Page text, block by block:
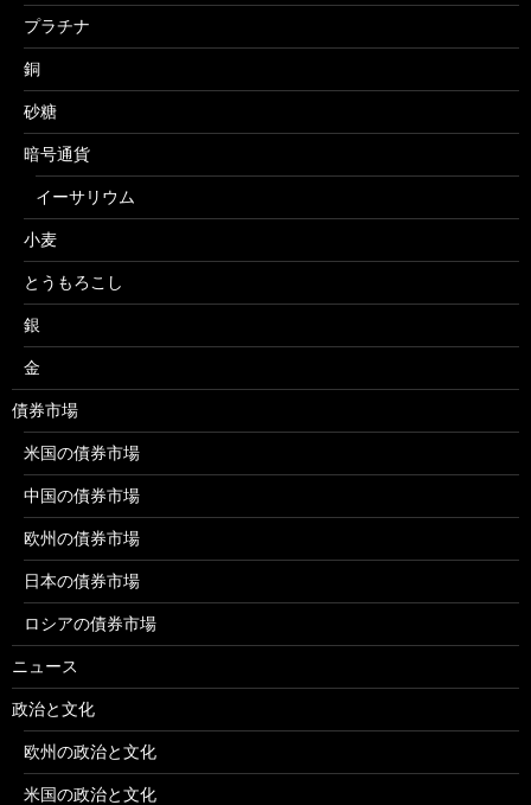
プラチナ
銅
砂糖
暗号通貨
イーサリウム
小麦
とうもろこし
銀
金
債券市場
米国の債券市場
中国の債券市場
欧州の債券市場
日本の債券市場
ロシアの債券市場
ニュース
政治と文化
欧州の政治と文化
米国の政治と文化